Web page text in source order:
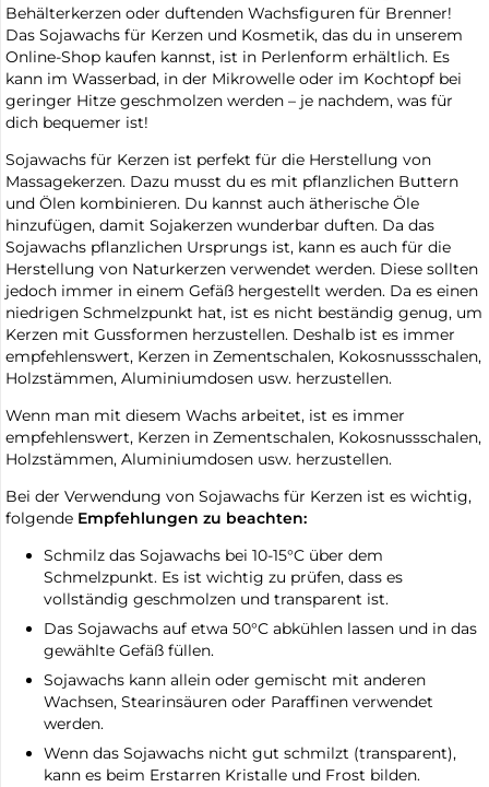
Behälterkerzen oder duftenden Wachsfiguren für Brenner!
Das Sojawachs für Kerzen und Kosmetik, das du in unserem
Online-Shop kaufen kannst, ist in Perlenform erhältlich. Es
kann im Wasserbad, in der Mikrowelle oder im Kochtopf bei
geringer Hitze geschmolzen werden – je nachdem, was für
dich bequemer ist!
Sojawachs für Kerzen ist perfekt für die Herstellung von
Massagekerzen. Dazu musst du es mit pflanzlichen Buttern
und Ölen kombinieren. Du kannst auch ätherische Öle
hinzufügen, damit Sojakerzen wunderbar duften. Da das
Sojawachs pflanzlichen Ursprungs ist, kann es auch für die
Herstellung von Naturkerzen verwendet werden. Diese sollten
jedoch immer in einem Gefäß hergestellt werden. Da es einen
niedrigen Schmelzpunkt hat, ist es nicht beständig genug, um
Kerzen mit Gussformen herzustellen. Deshalb ist es immer
empfehlenswert, Kerzen in Zementschalen, Kokosnussschalen,
Holzstämmen, Aluminiumdosen usw. herzustellen.
Wenn man mit diesem Wachs arbeitet, ist es immer
empfehlenswert, Kerzen in Zementschalen, Kokosnussschalen,
Holzstämmen, Aluminiumdosen usw. herzustellen.
Bei der Verwendung von Sojawachs für Kerzen ist es wichtig,
folgende Empfehlungen zu beachten:
Schmilz das Sojawachs bei 10-15°C über dem
Schmelzpunkt. Es ist wichtig zu prüfen, dass es
vollständig geschmolzen und transparent ist.
Das Sojawachs auf etwa 50°C abkühlen lassen und in das
gewählte Gefäß füllen.
Sojawachs kann allein oder gemischt mit anderen
Wachsen, Stearinsäuren oder Paraffinen verwendet
werden.
Wenn das Sojawachs nicht gut schmilzt (transparent),
kann es beim Erstarren Kristalle und Frost bilden.